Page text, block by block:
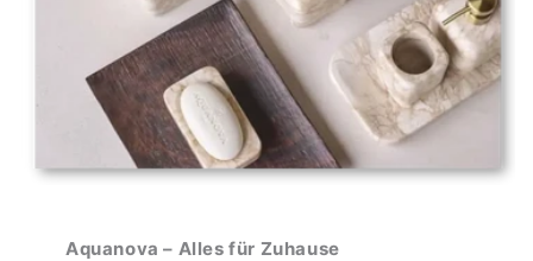
Aquanova – Alles für Zuhause